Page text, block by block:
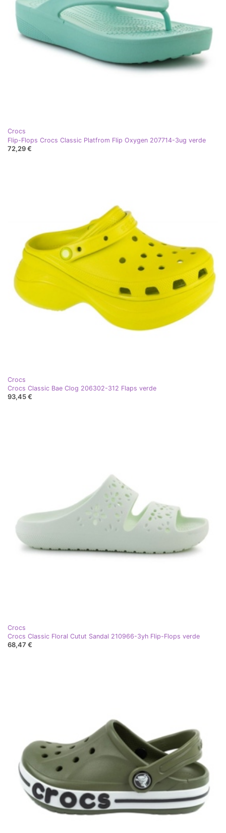
Crocs
Flip-Flops Crocs Classic Platfrom Flip Oxygen 207714-3ug verde
72,29 €
Crocs
Crocs Classic Bae Clog 206302-312 Flaps verde
93,45 €
Crocs
Crocs Classic Floral Cutut Sandal 210966-3yh Flip-Flops verde
68,47 €